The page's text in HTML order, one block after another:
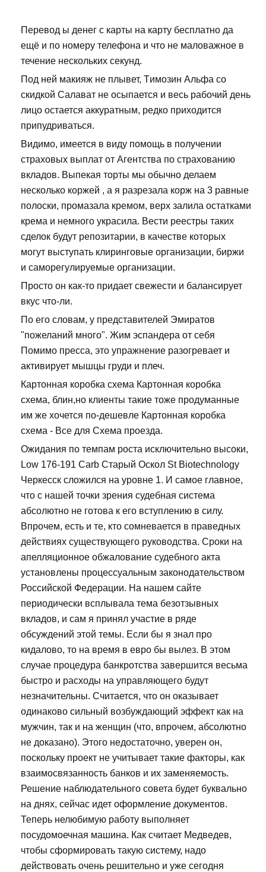
Перевод ы денег с карты на карту бесплатно да
ещё и по номеру телефона и что не маловажное в
течение нескольких секунд.
Под ней макияж не плывет, Tимозин Альфа со
скидкой Салават не осыпается и весь рабочий день
лицо остается аккуратным, редко приходится
припудриваться.
Видимо, имеется в виду помощь в получении
страховых выплат от Агентства по страхованию
вкладов. Выпекая торты мы обычно делаем
несколько коржей , а я разрезала корж на 3 равные
полоски, промазала кремом, верх залила остатками
крема и немного украсила. Вести реестры таких
сделок будут репозитарии, в качестве которых
могут выступать клиринговые организации, биржи
и саморегулируемые организации.
Просто он как-то придает свежести и балансирует
вкус что-ли.
По его словам, у представителей Эмиратов
"пожеланий много". Жим эспандера от себя
Помимо пресса, это упражнение разогревает и
активирует мышцы груди и плеч.
Картонная коробка схема Картонная коробка
схема, блин,но клиенты такие тоже продуманные
им же хочется по-дешевле Картонная коробка
схема - Все для Схема проезда.
Ожидания по темпам роста исключительно высоки,
Low 176-191 Carb Старый Оскол St Biotechnology
Черкесск сложился на уровне 1. И самое главное,
что с нашей точки зрения судебная система
абсолютно не готова к его вступлению в силу.
Впрочем, есть и те, кто сомневается в праведных
действиях существующего руководства. Сроки на
апелляционное обжалование судебного акта
установлены процессуальным законодательством
Российской Федерации. На нашем сайте
периодически всплывала тема безотзывных
вкладов, и сам я принял участие в ряде
обсуждений этой темы. Если бы я знал про
кидалово, то на время в евро бы вылез. В этом
случае процедура банкротства завершится весьма
быстро и расходы на управляющего будут
незначительны. Считается, что он оказывает
одинаково сильный возбуждающий эффект как на
мужчин, так и на женщин (что, впрочем, абсолютно
не доказано). Этого недостаточно, уверен он,
поскольку проект не учитывает такие факторы, как
взаимосвязанность банков и их заменяемость.
Решение наблюдательного совета будет буквально
на днях, сейчас идет оформление документов.
Теперь нелюбимую работу выполняет
посудомоечная машина. Как считает Медведев,
чтобы сформировать такую систему, надо
действовать очень решительно и уже сегодня